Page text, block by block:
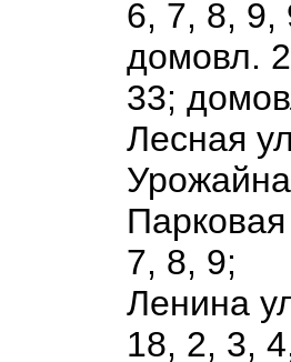
6, 7, 8, 9,
домовл.
33;
Лесная
7, 8, 9;
Ленина
18, 2, 3,